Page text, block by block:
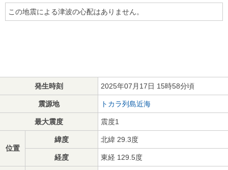
この地震による津波の心配はありません。
発生時刻 2025年07月17日 15時58分頃
震源地 トカラ列島近海
最大震度 震度1
位置
緯度 北緯 29.3度
経度 東経 129.5度